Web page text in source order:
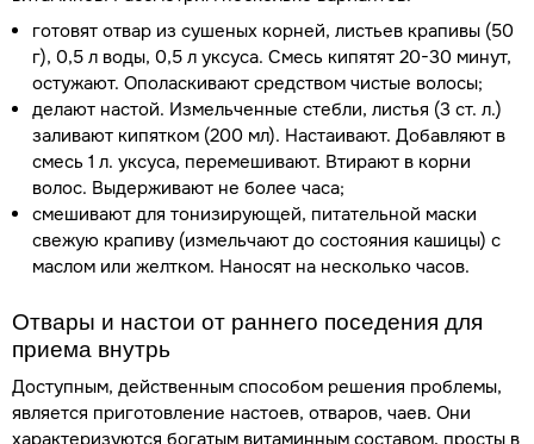
готовят отвар из сушеных корней, листьев крапивы (50
г), 0,5 л воды, 0,5 л уксуса. Смесь кипятят 20-30 минут,
остужают. Ополаскивают средством чистые волосы;
делают настой. Измельченные стебли, листья (3 ст. л.)
заливают кипятком (200 мл). Настаивают. Добавляют в
смесь 1 л. уксуса, перемешивают. Втирают в корни
волос. Выдерживают не более часа;
смешивают для тонизирующей, питательной маски
свежую крапиву (измельчают до состояния кашицы) с
маслом или желтком. Наносят на несколько часов.
Отвары и настои от раннего поседения для
приема внутрь
Доступным, действенным способом решения проблемы,
является приготовление настоев, отваров, чаев. Они
характеризуются богатым витаминным составом, просты в